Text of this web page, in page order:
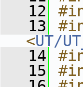
   12
   13
<UT/
   14
   15